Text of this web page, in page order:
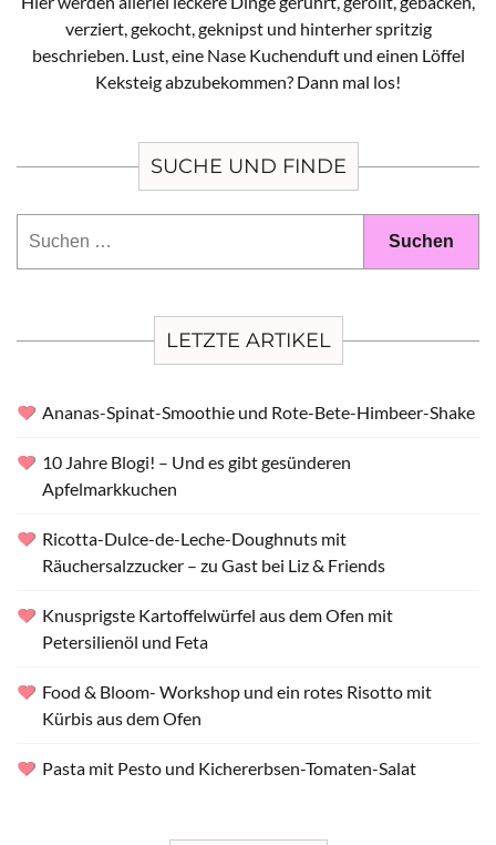
verziert, gekocht, geknipst und hinterher spritzig
beschrieben. Lust, eine Nase Kuchenduft und einen Löffel
Keksteig abzubekommen? Dann mal los!
SUCHE UND FINDE
LETZTE ARTIKEL
Ananas-Spinat-Smoothie und Rote-Bete-Himbeer-Shake
10 Jahre Blogi! – Und es gibt gesünderen
Apfelmarkkuchen
Ricotta-Dulce-de-Leche-Doughnuts mit
Räuchersalzzucker – zu Gast bei Liz & Friends
Knusprigste Kartoffelwürfel aus dem Ofen mit
Petersilienöl und Feta
Food & Bloom- Workshop und ein rotes Risotto mit
Kürbis aus dem Ofen
Pasta mit Pesto und Kichererbsen-Tomaten-Salat